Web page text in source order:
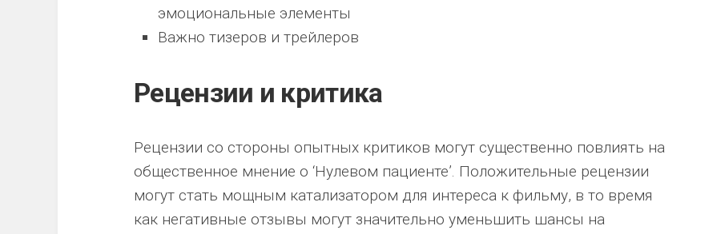
эмоциональные элементы
Важно тизеров и трейлеров
Рецензии и критика
Рецензии со стороны опытных критиков могут существенно повлиять на
общественное мнение о ‘Нулевом пациенте’. Положительные рецензии
могут стать мощным катализатором для интереса к фильму, в то время
как негативные отзывы могут значительно уменьшить шансы на